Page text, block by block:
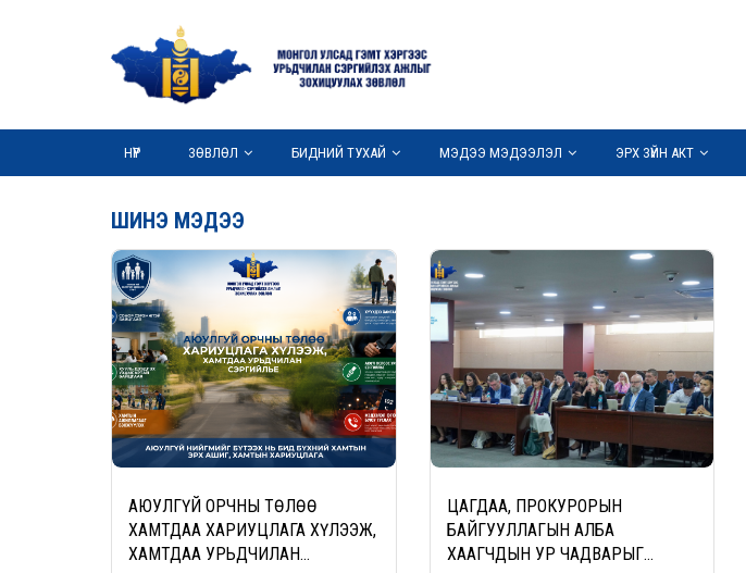
НҮҮР ЗӨВЛӨЛ БИДНИЙ ТУХАЙ МЭДЭЭ МЭДЭЭЛЭЛ ЭРХ ЗҮЙН АКТ
ШИНЭ МЭДЭЭ
АЮУЛГҮЙ ОРЧНЫ ТӨЛӨӨ
ХАМТДАА ХАРИУЦЛАГА ХҮЛЭЭЖ,
ХАМТДАА УРЬДЧИЛАН
ЦАГДАА, ПРОКУРОРЫН
БАЙГУУЛЛАГЫН АЛБА
ХААГЧДЫН УР ЧАДВАРЫГ